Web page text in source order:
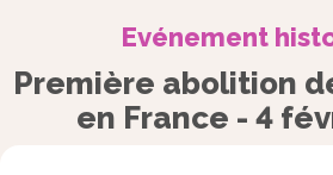
Evénement
Première abolition
en France - 4